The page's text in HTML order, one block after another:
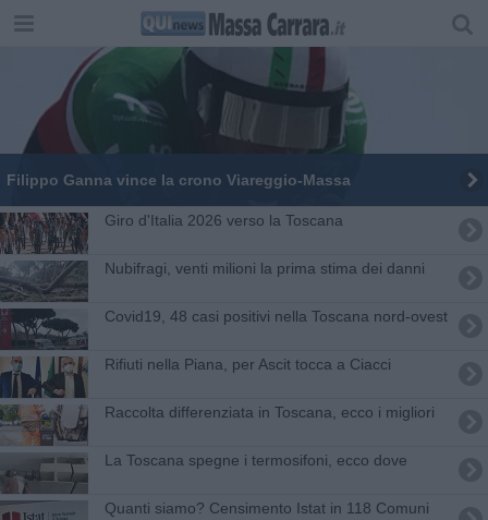
Filippo Ganna vince la crono Viareggio-Massa
Giro d'Italia 2026 verso la Toscana
Nubifragi, venti milioni la prima stima dei danni
Covid19, 48 casi positivi nella Toscana nord-ovest
Rifiuti nella Piana, per Ascit tocca a Ciacci
Raccolta differenziata in Toscana, ecco i migliori
La Toscana spegne i termosifoni, ecco dove
Quanti siamo? Censimento Istat in 118 Comuni